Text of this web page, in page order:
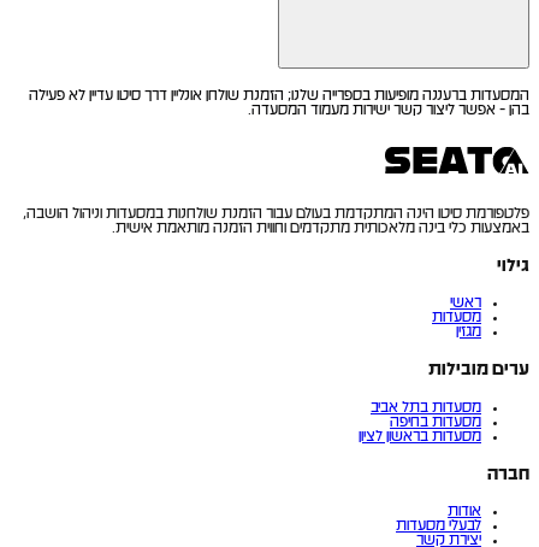
המסעדות ברעננה מופיעות בספרייה שלנו; הזמנת שולחן אונליין דרך סיטו עדיין לא פעילה
בהן - אפשר ליצור קשר ישירות מעמוד המסעדה.
פלטפורמת סיטו הינה המתקדמת בעולם עבור הזמנת שולחנות במסעדות וניהול הושבה,
באמצעות כלי בינה מלאכותית מתקדמים וחווית הזמנה מותאמת אישית.
גילוי
ראשי
מסעדות
מגזין
ערים מובילות
מסעדות בתל אביב
מסעדות בחיפה
מסעדות בראשון לציון
חברה
אודות
לבעלי מסעדות
יצירת קשר